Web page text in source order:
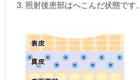
照射後患部はへこんだ状態です。